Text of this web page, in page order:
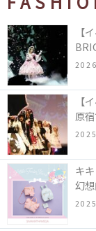
【
【
原
キ
幻
ツ